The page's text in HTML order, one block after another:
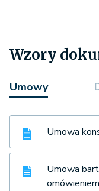
Wzory
Umowy
Umowa
Umowa
omówieniem